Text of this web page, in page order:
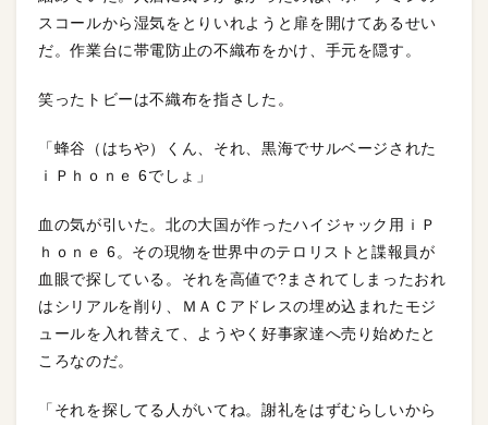
スコールから湿気をとりいれようと扉を開けてあるせい
だ。作業台に帯電防止の不織布をかけ、手元を隠す。
笑ったトビーは不織布を指さした。
「蜂谷（はちや）くん、それ、黒海でサルベージされた
ｉＰｈｏｎｅ 6でしょ」
血の気が引いた。北の大国が作ったハイジャック用ｉＰ
ｈｏｎｅ 6。その現物を世界中のテロリストと諜報員が
血眼で探している。それを高値で?まされてしまったおれ
はシリアルを削り、ＭＡＣアドレスの埋め込まれたモジ
ュールを入れ替えて、ようやく好事家達へ売り始めたと
ころなのだ。
「それを探してる人がいてね。謝礼をはずむらしいから